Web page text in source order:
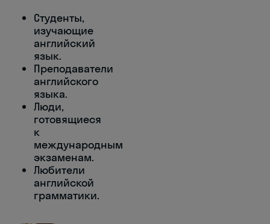
Студенты,
изучающие
английский
язык.
Преподаватели
английского
языка.
Люди,
готовящиеся
к
международным
экзаменам.
Любители
английской
грамматики.